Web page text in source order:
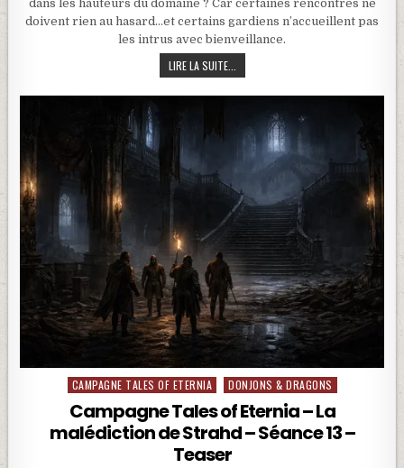
dans les hauteurs du domaine ? Car certaines rencontres ne
doivent rien au hasard…et certains gardiens n’accueillent pas
les intrus avec bienveillance.
LIRE LA SUITE... CAMPAGNE TALES OF ETERNIA – LA
Posted in
CAMPAGNE TALES OF ETERNIA DONJONS & DRAGONS
Campagne Tales of Eternia – La
malédiction de Strahd – Séance 13 –
Teaser